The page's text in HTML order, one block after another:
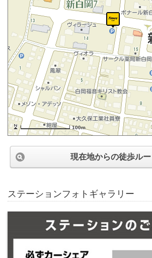
100m
現在地からの徒歩ルー
ステーションフォトギャラリー